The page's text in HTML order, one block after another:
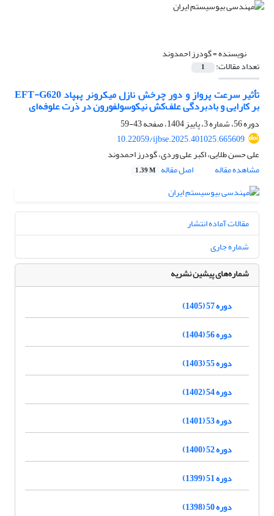
نویسنده =گودرز احمدوند
تعداد مقالات: 1
تأثیر سرعت پرواز و دور چرخش نازل میکرونر پهپاد EFT-G620
بر کارایی و بادبردگی علف‌کش نیکوسولفورون در ذرت علوفه‌ای
دوره 56، شماره 3، پاییز 1404، صفحه
43-59
10.22059/ijbse.2025.401025.665609
علی حسن طلایی، اکبر علی وردی، گودرز احمدوند
مشاهده مقاله
اصل مقاله 1.39 M
مقالات آماده انتشار
شماره جاری
شماره‌های پیشین نشریه
دوره 57 (1405)
دوره 56 (1404)
دوره 55 (1403)
دوره 54 (1402)
دوره 53 (1401)
دوره 52 (1400)
دوره 51 (1399)
دوره 50 (1398)